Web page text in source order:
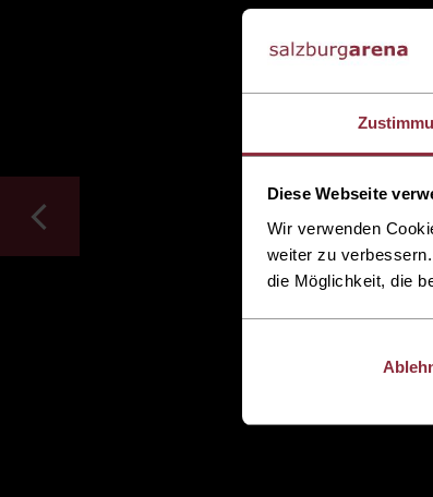
Diese Webseite
Wir verwenden
weiter zu
die Möglichkeit, die